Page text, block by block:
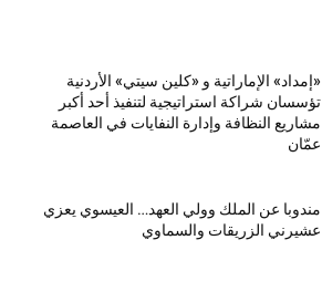
«إمداد» الإماراتية و «كلين سيتي» الأردنية
تؤسسان شراكة استراتيجية لتنفيذ أحد أكبر
مشاريع النظافة وإدارة النفايات في العاصمة
عمّان
مندوبا عن الملك وولي العهد… العيسوي يعزي
عشيرني الزريقات والسماوي